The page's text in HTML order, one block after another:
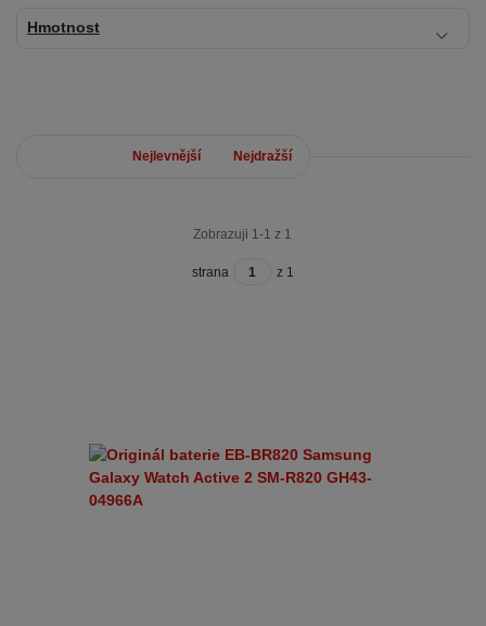
Hmotnost
Nejlevnější Nejdražší
Zobrazuji 1-1 z 1
strana z 1